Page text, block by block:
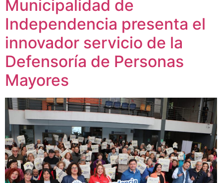
Municipalidad de
Independencia presenta el
innovador servicio de la
Defensoría de Personas
Mayores